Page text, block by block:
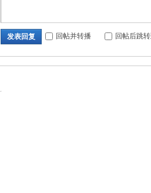
发表回复 回帖并转播 回帖后跳